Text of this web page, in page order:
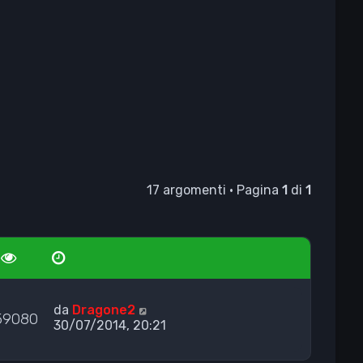
17 argomenti • Pagina1 di1
da Dragone2
30/07/2014, 20:21